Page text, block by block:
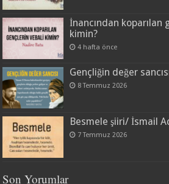
İnancından koparılan
kimin?
4 hafta önce
Gençliğin değer
8 Temmuz 2026
Besmele şiiri/ İsmail
7 Temmuz 2026
Son Yorumlar